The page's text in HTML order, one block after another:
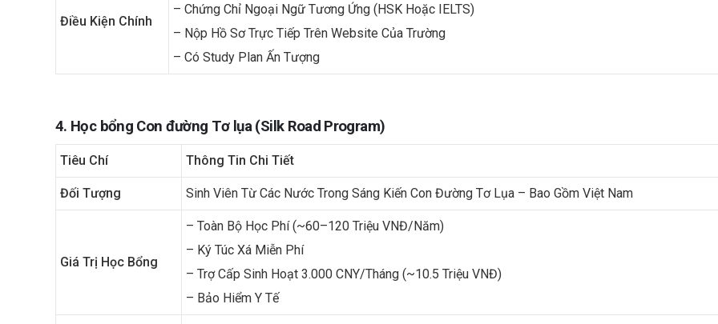
Điều Kiện Chính
– Chứng Chỉ Ngoại Ngữ Tương Ứng (HSK Hoặc IELTS)
– Nộp Hồ Sơ Trực Tiếp Trên Website Của Trường
– Có Study Plan Ấn Tượng
4. Học bổng Con đường Tơ lụa (Silk Road Program)
Tiêu Chí Thông Tin Chi Tiết
Đối Tượng Sinh Viên Từ Các Nước Trong Sáng Kiến Con Đường Tơ Lụa – Bao Gồm Việt Nam
Giá Trị Học Bổng
– Toàn Bộ Học Phí (~60–120 Triệu VNĐ/năm)
– Ký Túc Xá Miễn Phí
– Trợ Cấp Sinh Hoạt 3.000 CNY/tháng (~10.5 Triệu VNĐ)
– Bảo Hiểm Y Tế